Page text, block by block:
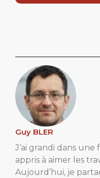
Guy BLER
J’ai grandi dans une
appris à aimer les
Aujourd’hui, je